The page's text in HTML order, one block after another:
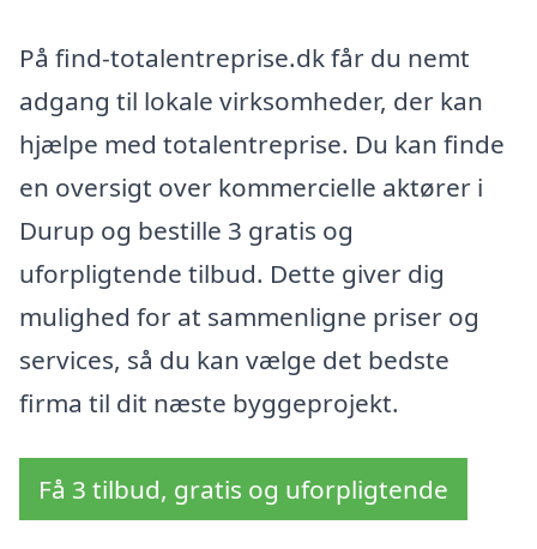
På find-totalentreprise.dk får du nemt
adgang til lokale virksomheder, der kan
hjælpe med totalentreprise. Du kan finde
en oversigt over kommercielle aktører i
Durup og bestille 3 gratis og
uforpligtende tilbud. Dette giver dig
mulighed for at sammenligne priser og
services, så du kan vælge det bedste
firma til dit næste byggeprojekt.
Få 3 tilbud, gratis og uforpligtende